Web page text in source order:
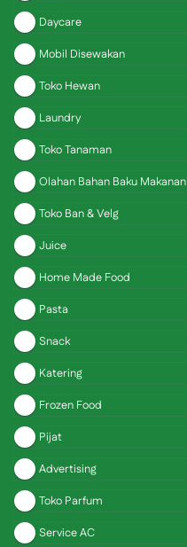
Daycare
Mobil Disewakan
Toko Hewan
Laundry
Toko Tanaman
Olahan Bahan Baku Makanan
Toko Ban & Velg
Juice
Home Made Food
Pasta
Snack
Katering
Frozen Food
Pijat
Advertising
Toko Parfum
Service AC